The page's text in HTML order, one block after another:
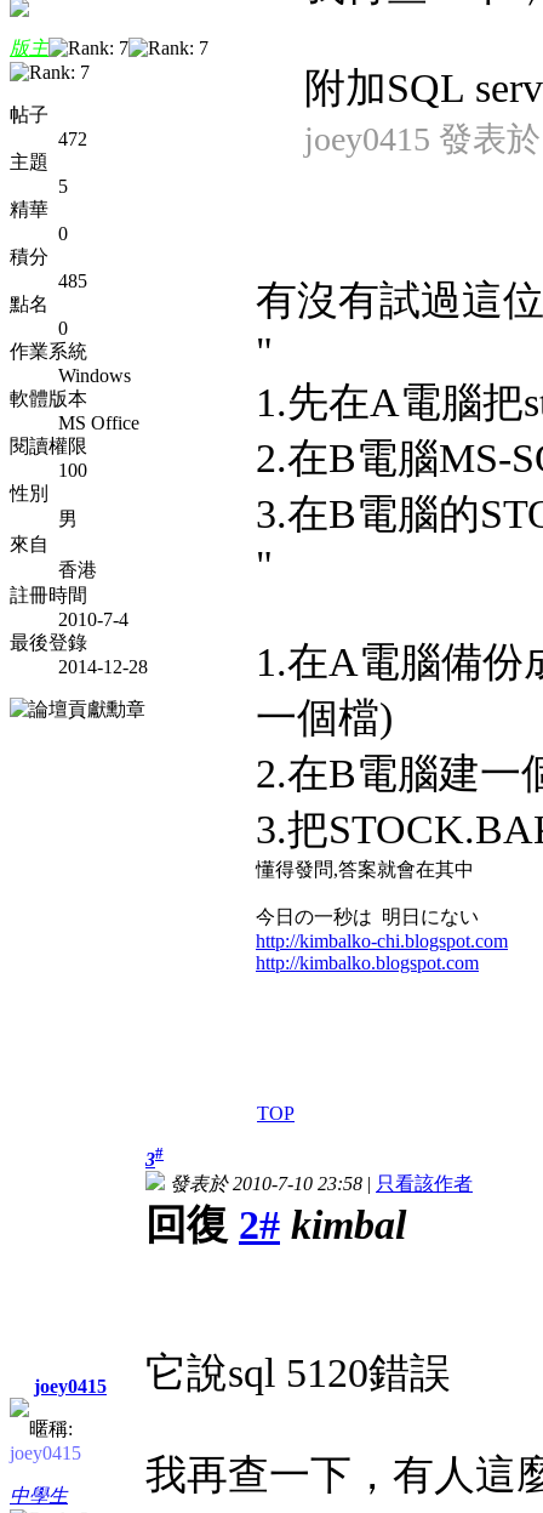
版主
帖子
472
主題
5
精華
0
積分
485
點名
0
作業系統
Windows
軟體版本
MS Office
閱讀權限
100
性別
男
來自
香港
註冊時間
2010-7-4
最後登錄
2014-12-28
附加SQL
joey0415 發表
有沒有試過這
"
1.先在A電腦把
2.在B電腦MS-
3.在B電腦的
"
1.在A電腦備份
一個檔)
2.在B電腦建一
3.把
懂得發問,答案就會在其中
今日の一秒は 明日にない
http://kimbalko-chi.blogspot.com
http://kimbalko.blogspot.com
TOP
joey0415
暱稱:
joey0415
中學生
3#
發表於 2010-7-10 23:58 | 只看該作者
回復 2# kimbal
它說sql 5120錯誤
我再查一下，有人這